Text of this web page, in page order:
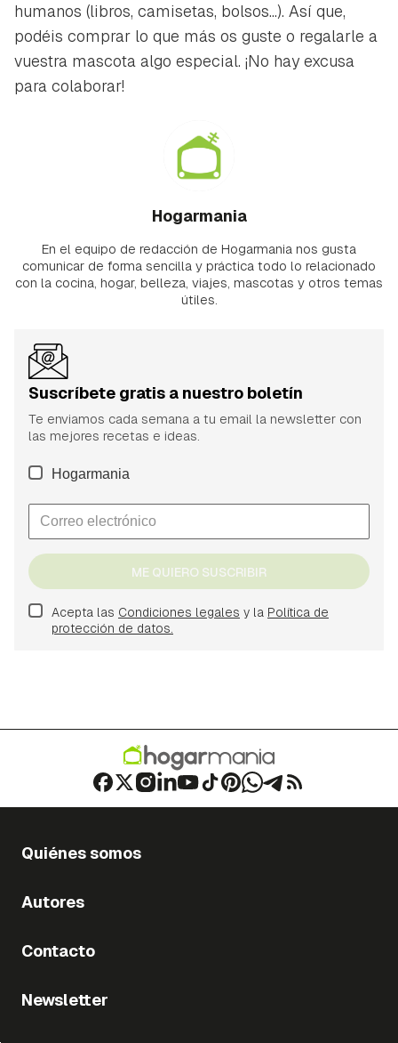
humanos (libros, camisetas, bolsos...). Así que,
podéis comprar lo que más os guste o regalarle a
vuestra mascota algo especial. ¡No hay excusa
para colaborar!
Hogarmania
En el equipo de redacción de Hogarmania nos gusta
comunicar de forma sencilla y práctica todo lo relacionado
con la cocina, hogar, belleza, viajes, mascotas y otros temas
útiles.
Suscríbete gratis a nuestro boletín
Te enviamos cada semana a tu email la newsletter con
las mejores recetas e ideas.
Hogarmania
ME QUIERO SUSCRIBIR
Acepta las Condiciones legales y la Política de
protección de datos.
Quiénes somos
Autores
Contacto
Newsletter